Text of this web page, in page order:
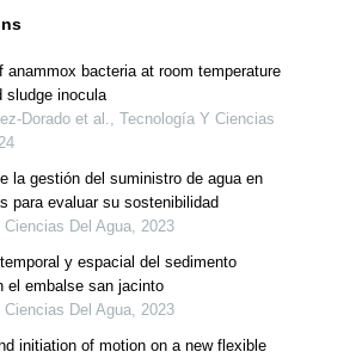
anammox bacteria at room temperature
sludge inocula
Dorado et al., Tecnología Y Ciencias
la gestión del suministro de agua en
para evaluar su sostenibilidad
Del Agua, 2023
y espacial del sedimento
el embalse san jacinto
Del Agua, 2023
initiation of motion on a new flexible